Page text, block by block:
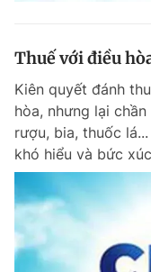
Thuế với điều
Kiên quyết đánh
hòa, nhưng lại
rượu, bia, thuốc
khó hiểu và bức